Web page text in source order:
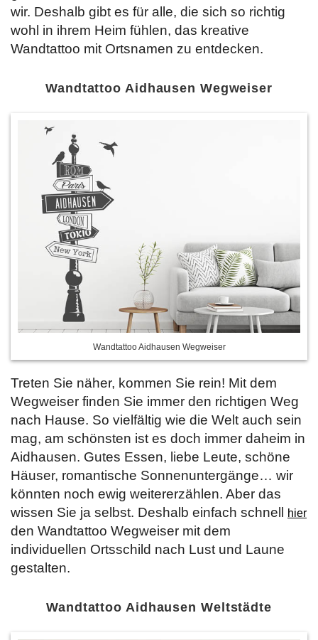
wir. Deshalb gibt es für alle, die sich so richtig
wohl in ihrem Heim fühlen, das kreative
Wandtattoo mit Ortsnamen zu entdecken.
Wandtattoo Aidhausen Wegweiser
Wandtattoo Aidhausen Wegweiser
Treten Sie näher, kommen Sie rein! Mit dem
Wegweiser finden Sie immer den richtigen Weg
nach Hause. So vielfältig wie die Welt auch sein
mag, am schönsten ist es doch immer daheim in
Aidhausen. Gutes Essen, liebe Leute, schöne
Häuser, romantische Sonnenuntergänge… wir
könnten noch ewig weitererzählen. Aber das
wissen Sie ja selbst. Deshalb einfach schnell hier
den Wandtattoo Wegweiser mit dem
individuellen Ortsschild nach Lust und Laune
gestalten.
Wandtattoo Aidhausen Weltstädte